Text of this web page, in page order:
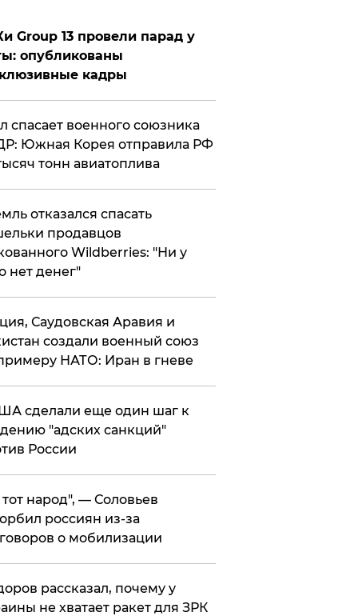
Group 13 провели парад у
опубликованы
кадры
спасает военного союзника
Южная Корея отправила РФ
тонн авиатоплива
отказался спасать
продавцов
Wildberries: "Ни у
нет денег"
Саудовская Аравия и
создали военный союз
НАТО: Иран в гневе
сделали еще один шаг к
"адских санкций"
России
народ", — Соловьев
россиян из-за
о мобилизации
рассказал, почему у
не хватает ракет для ЗРК